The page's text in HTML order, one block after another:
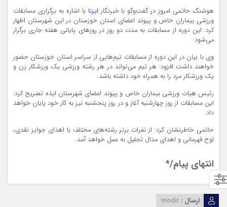
هوشنگ حاتمی امروز در گفت‌و‌گو با خبرنگار ایزنا با اشاره به برگزاری مسابقات
ورزشی بیماران خاص و پیوند اعضای استان خوزستان در این شهرستان اظهار
کرد: این دوره از مسابقات به مدت دو روز در روزهای پایانی هفته جاری برگزار
می‌شود.
وی با بیان در این دوره از مسابقات تیم‌هایی از سراسر استان خوزستان حضور
خواهند داشت افزود: هر تیم می‌تواند در هر رشته ورزشی یک ورزشکار زن و
یک ورزشکار مرد را به همراه خود داشته باشد.
رئیس هیات ورزشی بیماران خاص و پیوند اعضای شهرستان ایذه تصریح کرد:
این مسابقات از روز چهارشنبه آغاز و در روز پنجشنبه نیز به کار خود پایان خواهد
داد.
حاتمی خاطرنشان کرد: از نفرات برتر رشته‌های مختلف با اهدای جوایز نقدی،
لوح قهرمانی و اهدای مدال تجلیل به عمل خواهد آمد.
انتهای پیام/*
ارسال : modir